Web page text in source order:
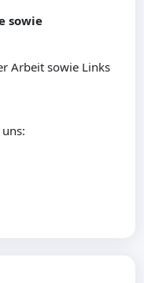
sowie
Arbeit sowie Links